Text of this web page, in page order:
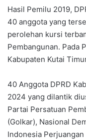
Hasil Pemilu 2019,
40 anggota yang
perolehan kursi
Pembangunan. Pada
Kabupaten Kutai
40 Anggota DPRD
2024 yang dilantik
Partai Persatuan
(Golkar), Nasional
Indonesia